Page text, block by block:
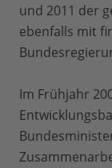
und 2011 der
ebenfalls mit
Im Frühjahr